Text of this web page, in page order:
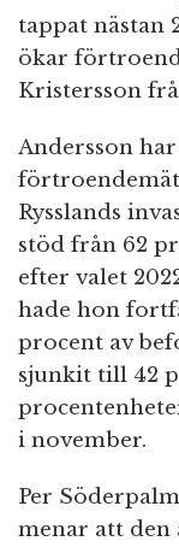
tappat nästan
ökar
Kristersson
Andersson
Rysslands
stöd från 62
efter valet
hade hon
procent av
sjunkit till 42
i november.
Per
menar att den